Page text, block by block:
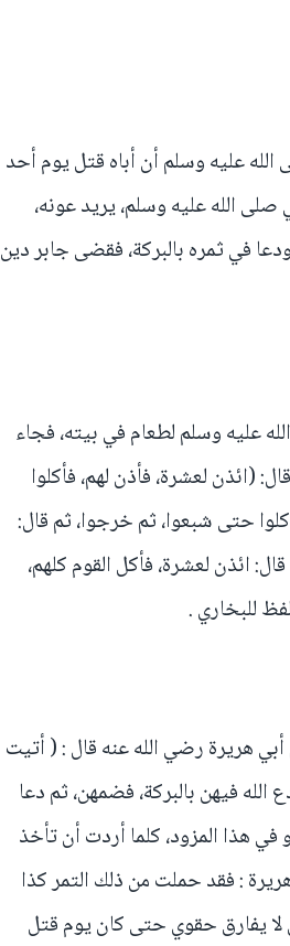
الله عليه وسلم أن أباه قتل يوم أحد
الله عليه وسلم، يريد عونه،
في ثمره بالبركة، فقضى جابر دين
عليه وسلم لطعام في بيته، فجاء
(ائذن لعشرة، فأذن لهم، فأكلوا
حتى شبعوا، ثم خرجوا، ثم قال:
ائذن لعشرة، فأكل القوم كلهم،
للبخاري .
هريرة رضي الله عنه قال : ( أتيت
فيهن بالبركة، فضمهن، ثم دعا
هذا المزود، كلما أردت أن تأخذ
: فقد حملت من ذلك التمر كذا
لا يفارق حقوي حتى كان يوم قتل